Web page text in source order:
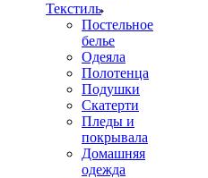
Текстиль
Постельное
белье
Одеяла
Полотенца
Подушки
Скатерти
Пледы и
покрывала
Домашняя
одежда